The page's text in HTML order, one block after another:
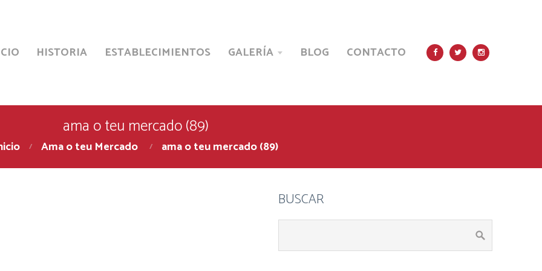
  
HISTORIA ESTABLECIMIENTOS GALERÍA BLOG CONTACTO
ama o teu mercado (89)
Ama o teu Mercado ama o teu mercado (89)
BUSCAR